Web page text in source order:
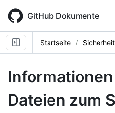
main
content
GitHub Dokumente
Startseite
Informationen
Dateien zum